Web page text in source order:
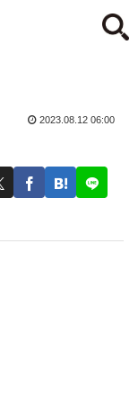
2023.08.12 06:00